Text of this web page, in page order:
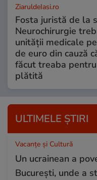
ZiaruldeIasi.ro
Fosta juristă de la
Neurochirurgie
unității medicale
de euro din cauză
făcut treaba
plătită
ULTIMELE ȘTIRI
Vacanțe și Cultură
Un ucrainean a
București, unde a